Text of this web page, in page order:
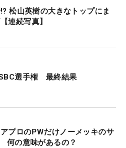
松山英樹の大きなトップにま
連続写真】
選手権 最終結果
アプロのPWだけノーメッキのサ
何の意味があるの？